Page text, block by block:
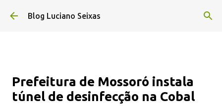
Pular para o conteúdo principal
Blog Luciano Seixas
Prefeitura de Mossoró instala
túnel de desinfecção na Cobal